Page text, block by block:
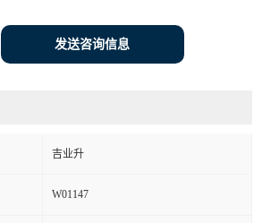
发送咨询信息
吉业升
W01147